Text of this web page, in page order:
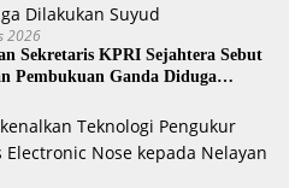
2026
Sekretaris KPRI Sejahtera Sebut
Pembukuan Ganda Diduga